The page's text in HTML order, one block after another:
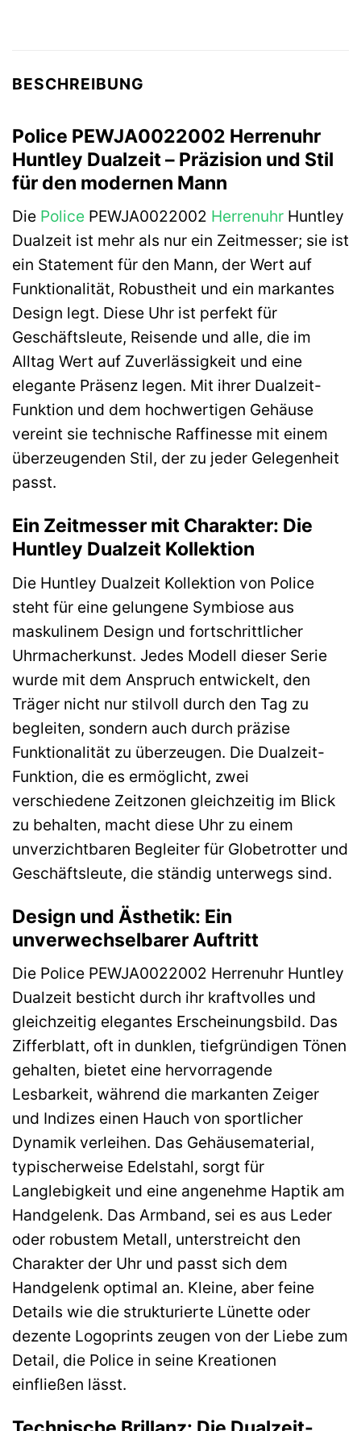
BESCHREIBUNG
Police PEWJA0022002 Herrenuhr
Huntley Dualzeit – Präzision und Stil
für den modernen Mann
Die Police PEWJA0022002 Herrenuhr Huntley
Dualzeit ist mehr als nur ein Zeitmesser; sie ist
ein Statement für den Mann, der Wert auf
Funktionalität, Robustheit und ein markantes
Design legt. Diese Uhr ist perfekt für
Geschäftsleute, Reisende und alle, die im
Alltag Wert auf Zuverlässigkeit und eine
elegante Präsenz legen. Mit ihrer Dualzeit-
Funktion und dem hochwertigen Gehäuse
vereint sie technische Raffinesse mit einem
überzeugenden Stil, der zu jeder Gelegenheit
passt.
Ein Zeitmesser mit Charakter: Die
Huntley Dualzeit Kollektion
Die Huntley Dualzeit Kollektion von Police
steht für eine gelungene Symbiose aus
maskulinem Design und fortschrittlicher
Uhrmacherkunst. Jedes Modell dieser Serie
wurde mit dem Anspruch entwickelt, den
Träger nicht nur stilvoll durch den Tag zu
begleiten, sondern auch durch präzise
Funktionalität zu überzeugen. Die Dualzeit-
Funktion, die es ermöglicht, zwei
verschiedene Zeitzonen gleichzeitig im Blick
zu behalten, macht diese Uhr zu einem
unverzichtbaren Begleiter für Globetrotter und
Geschäftsleute, die ständig unterwegs sind.
Design und Ästhetik: Ein
unverwechselbarer Auftritt
Die Police PEWJA0022002 Herrenuhr Huntley
Dualzeit besticht durch ihr kraftvolles und
gleichzeitig elegantes Erscheinungsbild. Das
Zifferblatt, oft in dunklen, tiefgründigen Tönen
gehalten, bietet eine hervorragende
Lesbarkeit, während die markanten Zeiger
und Indizes einen Hauch von sportlicher
Dynamik verleihen. Das Gehäusematerial,
typischerweise Edelstahl, sorgt für
Langlebigkeit und eine angenehme Haptik am
Handgelenk. Das Armband, sei es aus Leder
oder robustem Metall, unterstreicht den
Charakter der Uhr und passt sich dem
Handgelenk optimal an. Kleine, aber feine
Details wie die strukturierte Lünette oder
dezente Logoprints zeugen von der Liebe zum
Detail, die Police in seine Kreationen
einfließen lässt.